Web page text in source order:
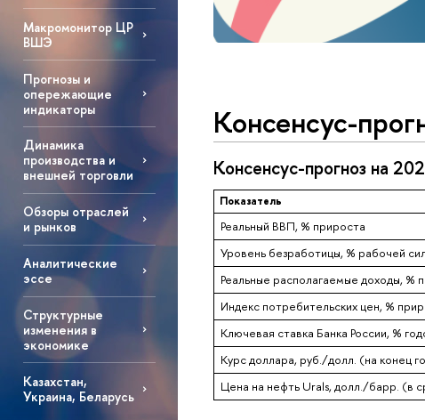
Макромонитор ЦР
ВШЭ
Прогнозы и
опережающие
индикаторы
Динамика
производства и
внешней торговли
Обзоры отраслей
и рынков
Аналитические
эссе
Структурные
изменения в
экономике
Казахстан,
Украина, Беларусь
Консенсус-
Консенсус-прогноз на
Показатель
Реальный ВВП, % прироста
Уровень безработицы, % рабочей
Реальные располагаемые доходы, %
Индекс потребительских цен, %
Ключевая ставка Банка России, %
Курс доллара, руб./долл. (на конец
Цена на нефть Urals, долл./барр. (в